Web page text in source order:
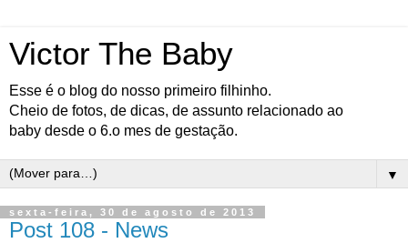
Victor The Baby
Esse é o blog do nosso primeiro filhinho.
Cheio de fotos, de dicas, de assunto relacionado ao
baby desde o 6.o mes de gestação.
▼
sexta-feira, 30 de agosto de 2013
Post 108 - News